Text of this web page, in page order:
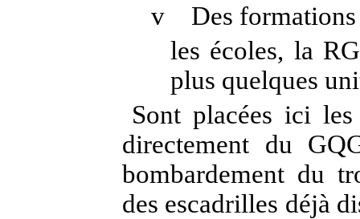
v
Des
les écoles, la
plus quelques
Sont placées ici
directement du
bombardement du
des escadrilles déjà